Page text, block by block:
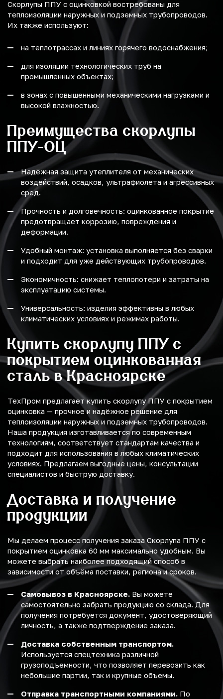
Скорлупы ППУ с оцинковкой востребованы для
теплоизоляции наружных и подземных трубопроводов.
Их также используют:
на теплотрассах и линиях горячего водоснабжения;
для изоляции технологических труб на
промышленных объектах;
в зонах с повышенными механическими нагрузками и
высокой влажностью.
Преимущества скорлупы
ППУ-ОЦ
Надёжная защита утеплителя от механических
воздействий, осадков, ультрафиолета и агрессивных
сред.
Прочность и долговечность: оцинкованное покрытие
предотвращает коррозию, повреждения и
деформации.
Удобный монтаж: установка выполняется без сварки
и подходит для уже действующих трубопроводов.
Экономичность: снижает теплопотери и затраты на
эксплуатацию системы.
Универсальность: изделия эффективны в любых
климатических условиях и режимах работы.
Купить скорлупу ППУ с
покрытием оцинкованная
сталь в Красноярске
ТехПром предлагает купить скорлупу ППУ с покрытием
оцинковка — прочное и надёжное решение для
теплоизоляции наружных и подземных трубопроводов.
Наша продукция изготавливается по современным
технологиям, соответствует стандартам качества и
подходит для использования в любых климатических
условиях. Предлагаем выгодные цены, консультации
специалистов и быструю доставку.
Доставка и получение
продукции
Мы делаем процесс получения заказа Скорлупа ППУ с
покрытием оцинковка 60 мм максимально удобным. Вы
можете выбрать наиболее подходящий способ в
зависимости от объёма поставки, региона и сроков.
Самовывоз в Красноярске. Вы можете
самостоятельно забрать продукцию со склада. Для
получения потребуется документ, удостоверяющий
личность, а также подтверждение заказа.
Доставка собственным транспортом.
Используется спецтехника различной
грузоподъемности, что позволяет перевозить как
небольшие партии, так и крупные объемы.
Отправка транспортными компаниями. По